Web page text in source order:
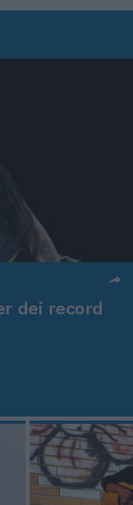
dei record